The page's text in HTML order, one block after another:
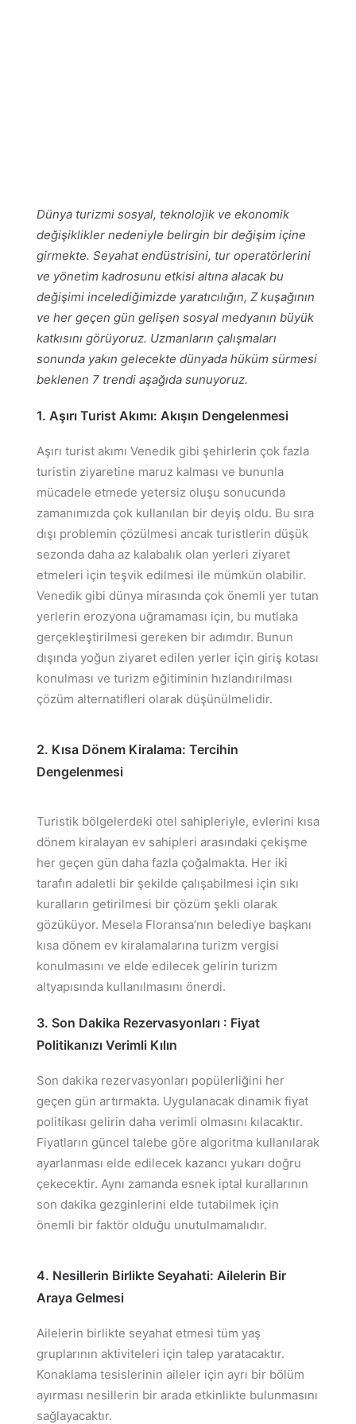
Dünya turizmi sosyal, teknolojik ve ekonomik
değişiklikler nedeniyle belirgin bir değişim içine
girmekte. Seyahat endüstrisini, tur operatörlerini
ve yönetim kadrosunu etkisi altına alacak bu
değişimi incelediğimizde yaratıcılığın, Z kuşağının
ve her geçen gün gelişen sosyal medyanın büyük
katkısını görüyoruz. Uzmanların çalışmaları
sonunda yakın gelecekte dünyada hüküm sürmesi
beklenen 7 trendi aşağıda sunuyoruz.
1. Aşırı Turist Akımı: Akışın Dengelenmesi
Aşırı turist akımı Venedik gibi şehirlerin çok fazla
turistin ziyaretine maruz kalması ve bununla
mücadele etmede yetersiz oluşu sonucunda
zamanımızda çok kullanılan bir deyiş oldu. Bu sıra
dışı problemin çözülmesi ancak turistlerin düşük
sezonda daha az kalabalık olan yerleri ziyaret
etmeleri için teşvik edilmesi ile mümkün olabilir.
Venedik gibi dünya mirasında çok önemli yer tutan
yerlerin erozyona uğramaması için, bu mutlaka
gerçekleştirilmesi gereken bir adımdır. Bunun
dışında yoğun ziyaret edilen yerler için giriş kotası
konulması ve turizm eğitiminin hızlandırılması
çözüm alternatifleri olarak düşünülmelidir.
2. Kısa Dönem Kiralama: Tercihin
Dengelenmesi
Turistik bölgelerdeki otel sahipleriyle, evlerini kısa
dönem kiralayan ev sahipleri arasındaki çekişme
her geçen gün daha fazla çoğalmakta. Her iki
tarafın adaletli bir şekilde çalışabilmesi için sıkı
kuralların getirilmesi bir çözüm şekli olarak
gözüküyor. Mesela Floransa’nın belediye başkanı
kısa dönem ev kiralamalarına turizm vergisi
konulmasını ve elde edilecek gelirin turizm
altyapısında kullanılmasını önerdi.
3. Son Dakika Rezervasyonları : Fiyat
Politikanızı Verimli Kılın
Son dakika rezervasyonları popülerliğini her
geçen gün artırmakta. Uygulanacak dinamik fiyat
politikası gelirin daha verimli olmasını kılacaktır.
Fiyatların güncel talebe göre algoritma kullanılarak
ayarlanması elde edilecek kazancı yukarı doğru
çekecektir. Aynı zamanda esnek iptal kurallarının
son dakika gezginlerini elde tutabilmek için
önemli bir faktör olduğu unutulmamalıdır.
4. Nesillerin Birlikte Seyahati: Ailelerin Bir
Araya Gelmesi
Ailelerin birlikte seyahat etmesi tüm yaş
gruplarının aktiviteleri için talep yaratacaktır.
Konaklama tesislerinin aileler için ayrı bir bölüm
ayırması nesillerin bir arada etkinlikte bulunmasını
sağlayacaktır.